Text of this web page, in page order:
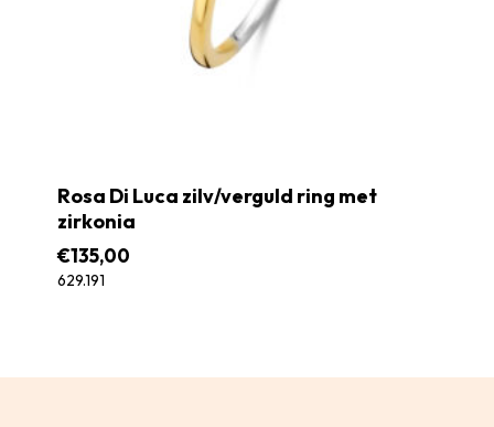
Rosa Di Luca zilv/verguld ring met
zirkonia
€135,00
629.191